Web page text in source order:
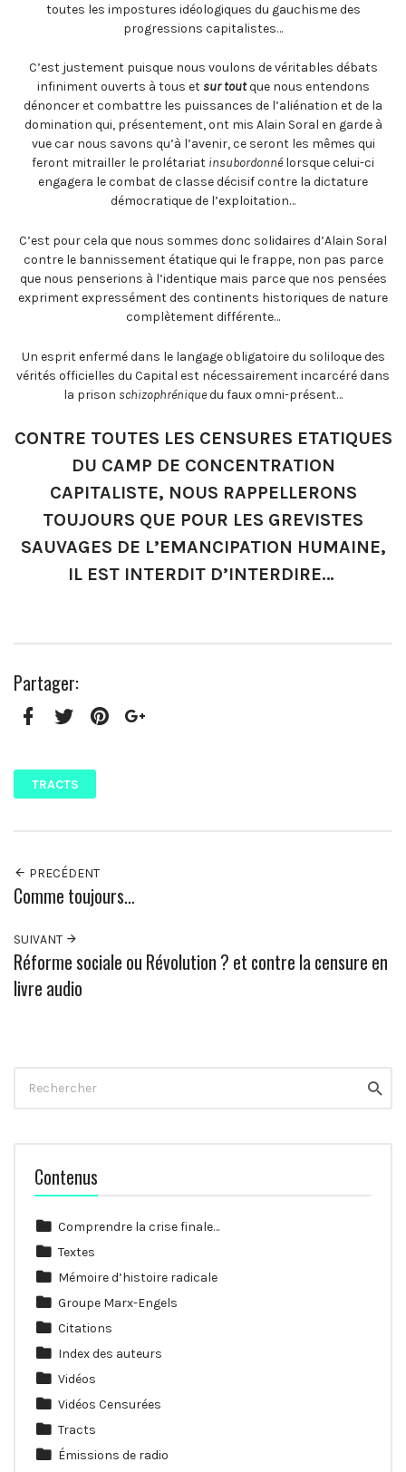
toutes les impostures idéologiques du gauchisme des
progressions capitalistes…
C’est justement puisque nous voulons de véritables débats
infiniment ouverts à tous et sur toutque nous entendons
dénoncer et combattre les puissances de l’aliénation et de la
domination qui, présentement, ont mis Alain Soral en garde à
vue car nous savons qu’à l’avenir, ce seront les mêmes qui
feront mitrailler le prolétariat insubordonnélorsque celui-ci
engagera le combat de classe décisif contre la dictature
démocratique de l’exploitation…
C’est pour cela que nous sommes donc solidaires d’Alain Soral
contre le bannissement étatique qui le frappe, non pas parce
que nous penserions à l’identique mais parce que nos pensées
expriment expressément des continents historiques de nature
complètement différente…
Un esprit enfermé dans le langage obligatoire du soliloque des
vérités officielles du Capital est nécessairement incarcéré dans
la prison schizophréniquedu faux omni-présent…
CONTRE TOUTES LES CENSURES ETATIQUES
DU CAMP DE CONCENTRATION
CAPITALISTE, NOUS RAPPELLERONS
TOUJOURS QUE POUR LES GREVISTES
SAUVAGES DE L’EMANCIPATION HUMAINE,
IL EST INTERDIT D’INTERDIRE…
Partager:
TRACTS
PRECÉDENT
Comme toujours…
SUIVANT
Réforme sociale ou Révolution ? et contre la censure en
livre audio
Contenus
Comprendre la crise finale…
Textes
Mémoire d’histoire radicale
Groupe Marx-Engels
Citations
Index des auteurs
Vidéos
Vidéos Censurées
Tracts
Émissions de radio